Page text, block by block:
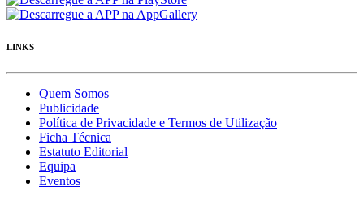
LINKS
Quem Somos
Publicidade
Política de Privacidade e Termos de Utilização
Ficha Técnica
Estatuto Editorial
Equipa
Eventos